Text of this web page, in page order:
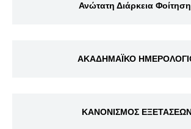
Ανώτατη Διάρκεια
ΑΚΑΔΗΜΑΪΚΟ
ΚΑΝΟΝΙΣΜΟΣ